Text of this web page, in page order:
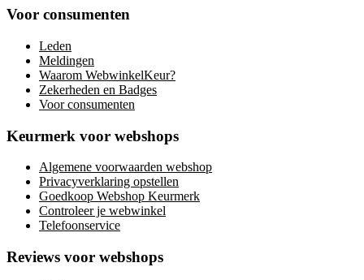
Voor consumenten
Leden
Meldingen
Waarom WebwinkelKeur?
Zekerheden en Badges
Voor consumenten
Keurmerk voor webshops
Algemene voorwaarden webshop
Privacyverklaring opstellen
Goedkoop Webshop Keurmerk
Controleer je webwinkel
Telefoonservice
Reviews voor webshops